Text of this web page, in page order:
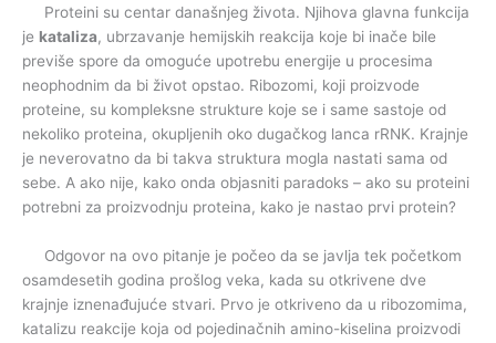
Proteini su centar današnjeg života. Njihova glavna funkcija
je kataliza, ubrzavanje hemijskih reakcija koje bi inače bile
previše spore da omoguće upotrebu energije u procesima
neophodnim da bi život opstao. Ribozomi, koji proizvode
proteine, su kompleksne strukture koje se i same sastoje od
nekoliko proteina, okupljenih oko dugačkog lanca rRNK. Krajnje
je neverovatno da bi takva struktura mogla nastati sama od
sebe. A ako nije, kako onda objasniti paradoks – ako su proteini
potrebni za proizvodnju proteina, kako je nastao prvi protein?
Odgovor na ovo pitanje je počeo da se javlja tek početkom
osamdesetih godina prošlog veka, kada su otkrivene dve
krajnje iznenađujuće stvari. Prvo je otkriveno da u ribozomima,
katalizu reakcije koja od pojedinačnih amino-kiselina proizvodi